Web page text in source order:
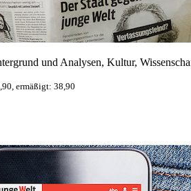
und Analysen, Kultur,
ermäßigt: 38,90